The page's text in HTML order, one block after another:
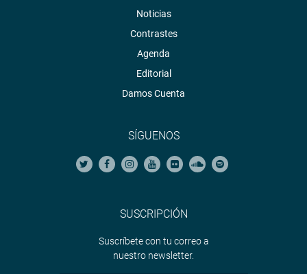
Noticias
Contrastes
Agenda
Editorial
Damos Cuenta
SÍGUENOS
SUSCRIPCIÓN
Suscríbete con tu correo a
nuestro newsletter.